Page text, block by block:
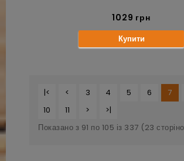
1029 грн
Купити
|< < 3 4 5 6 7
10
11 >
>|
Показано з 91 по 105 із 337 (23